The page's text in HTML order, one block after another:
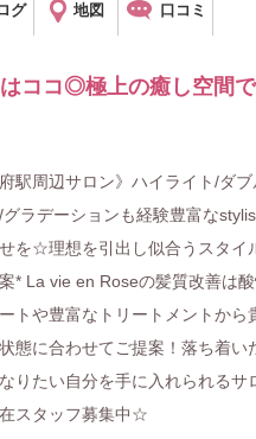
グ 地図 口コミ
はココ◎極上の癒し空間
府駅周辺サロン》ハイライト/ダ
グラデーションも経験豊富な
を☆理想を引出し似合うスタイ
* La vie en Roseの髪質改善は
ートや豊富なトリートメントから
態に合わせてご提案！落ち着い
りたい自分を手に入れられるサ
スタッフ募集中☆